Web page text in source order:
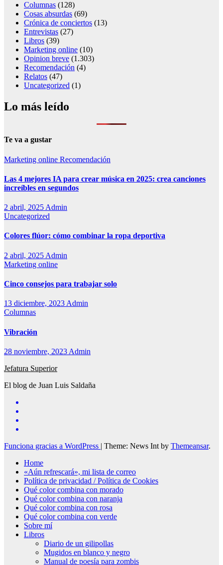
Columnas (128)
Cosas absurdas (69)
Crónica de conciertos (13)
Entrevistas (27)
Libros (39)
Marketing online (10)
Opinion breve (1.303)
Recomendación (4)
Relatos (47)
Uncategorized (1)
Lo más leído
Te va a gustar
Marketing online Recomendación
Las 4 mejores IA para crear música en 2025: crea canciones
increíbles en segundos
2 abril, 2025 Admin
Uncategorized
Colores flúor: cómo combinar la ropa deportiva
2 abril, 2025 Admin
Marketing online
Cinco consejos para trabajar solo
13 diciembre, 2023 Admin
Columnas
Vibración
28 noviembre, 2023 Admin
Jefatura Superior
El blog de Juan Luis Saldaña
Funciona gracias a WordPress | Theme: News Int by Themeansar.
Home
«Aún refrescará», mi lista de correo
Política de privacidad / Política de Cookies
Qué color combina con morado
Qué color combina con naranja
Qué color combina con rosa
Qué color combina con verde
Sobre mí
Libros
Diario de un gilipollas
Mugidos en blanco y negro
Manual de poesía para zombis